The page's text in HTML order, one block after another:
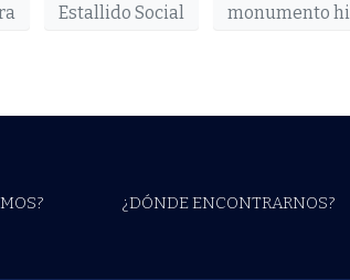
Estallido Social monumento
¿DÓNDE ENCONTRARNOS?